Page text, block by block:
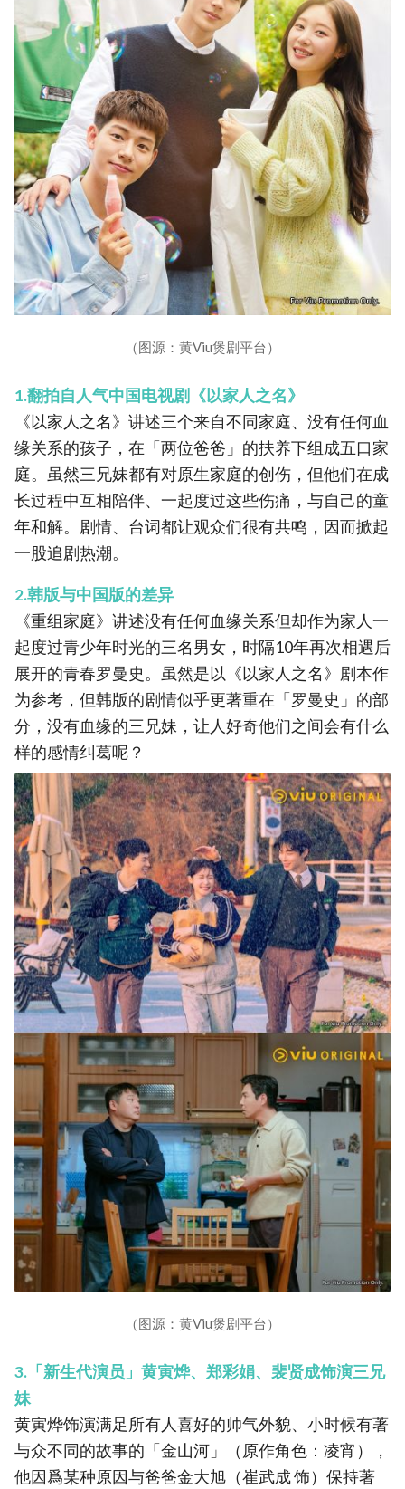
（图源：黄Viu煲剧平台）
1.翻拍自人气中国电视剧《以家人之名》
《以家人之名》讲述三个来自不同家庭、没有任何血
缘关系的孩子，在「两位爸爸」的扶养下组成五口家
庭。虽然三兄妹都有对原生家庭的创伤，但他们在成
长过程中互相陪伴、一起度过这些伤痛，与自己的童
年和解。剧情、台词都让观众们很有共鸣，因而掀起
一股追剧热潮。
2.韩版与中国版的差异
《重组家庭》讲述没有任何血缘关系但却作为家人一
起度过青少年时光的三名男女，时隔10年再次相遇后
展开的青春罗曼史。虽然是以《以家人之名》剧本作
为参考，但韩版的剧情似乎更著重在「罗曼史」的部
分，没有血缘的三兄妹，让人好奇他们之间会有什么
样的感情纠葛呢？
（图源：黄Viu煲剧平台）
3.「新生代演员」黄寅烨、郑彩娟、裴贤成饰演三兄
妹
黄寅烨饰演满足所有人喜好的帅气外貌、小时候有著
与众不同的故事的「金山河」（原作角色：凌宵），
他因爲某种原因与爸爸金大旭（崔武成 饰）保持著